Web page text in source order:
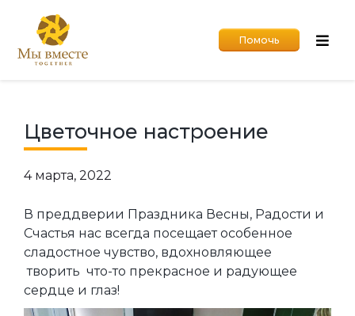
Помочь
Цветочное настроение
4 марта, 2022
В преддверии Праздника Весны, Радости и
Счастья нас всегда посещает особенное
сладостное чувство, вдохновляющее
творить что-то прекрасное и радующее
сердце и глаз!